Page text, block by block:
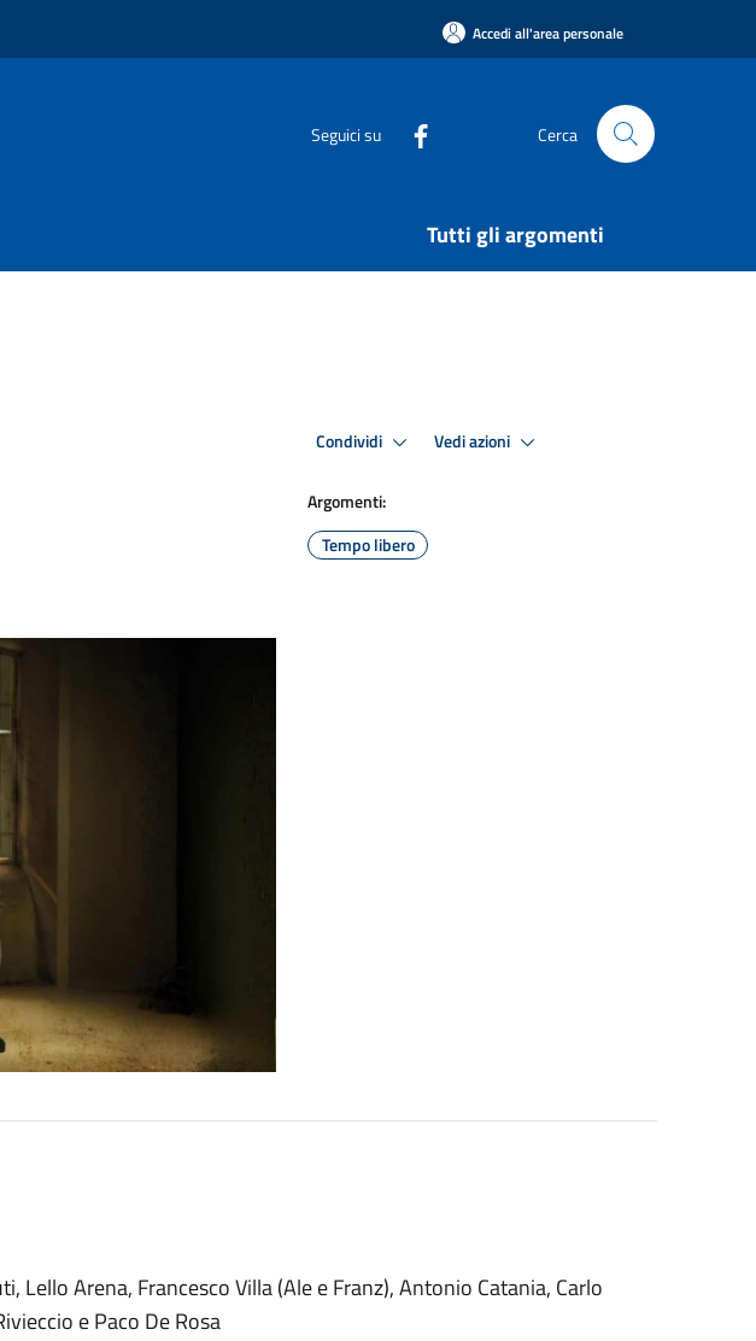
Accedi all'area personale
Seguici su Cerca
Tutti gli argomenti
Condividi Vedi azioni
Argomenti:
Tempo libero
Lello Arena, Francesco Villa (Ale e Franz), Antonio Catania, Carlo
e Paco De Rosa